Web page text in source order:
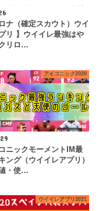
ナ（確定スカウト）ウイ
リ 】ウイイレ最強はや
リロ…
アイコニック2020
ニックモーメントIM最
ング（ウイイレアプリ）
・使…
ウイイレアプリ2021